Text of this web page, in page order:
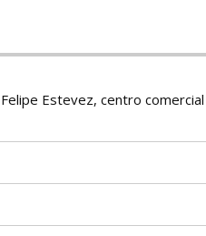
Estevez, centro